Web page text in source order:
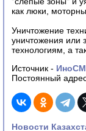
как люки,
Уничтожение
уничтожения или
технологиям, а
Источник -
Постоянный
Новости